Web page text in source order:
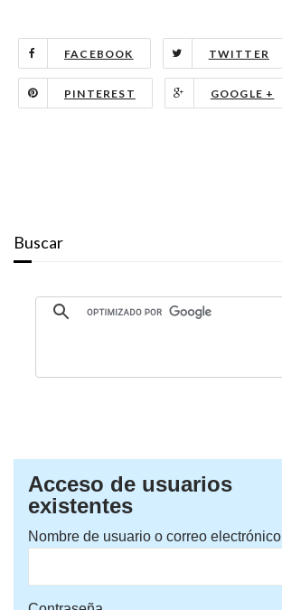
FACEBOOK TWITTER
PINTEREST GOOGLE +
Buscar
Acceso de usuarios
existentes
Nombre de usuario o correo electrónico